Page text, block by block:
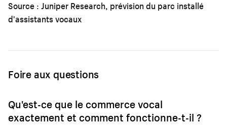
Source : Juniper Research, prévision du parc installé
d'assistants vocaux
Foire aux questions
Qu'est-ce que le commerce vocal
exactement et comment fonctionne-t-il ?